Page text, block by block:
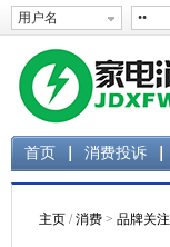
首页 消费投诉
主页 /消费 > 品牌关注